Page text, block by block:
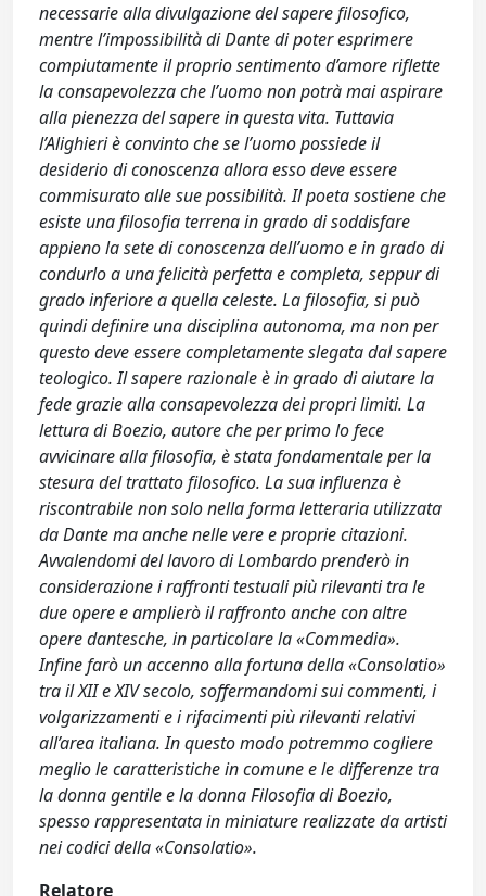
necessarie alla divulgazione del sapere filosofico,
mentre l’impossibilità di Dante di poter esprimere
compiutamente il proprio sentimento d’amore riflette
la consapevolezza che l’uomo non potrà mai aspirare
alla pienezza del sapere in questa vita. Tuttavia
l’Alighieri è convinto che se l’uomo possiede il
desiderio di conoscenza allora esso deve essere
commisurato alle sue possibilità. Il poeta sostiene che
esiste una filosofia terrena in grado di soddisfare
appieno la sete di conoscenza dell’uomo e in grado di
condurlo a una felicità perfetta e completa, seppur di
grado inferiore a quella celeste. La filosofia, si può
quindi definire una disciplina autonoma, ma non per
questo deve essere completamente slegata dal sapere
teologico. Il sapere razionale è in grado di aiutare la
fede grazie alla consapevolezza dei propri limiti. La
lettura di Boezio, autore che per primo lo fece
avvicinare alla filosofia, è stata fondamentale per la
stesura del trattato filosofico. La sua influenza è
riscontrabile non solo nella forma letteraria utilizzata
da Dante ma anche nelle vere e proprie citazioni.
Avvalendomi del lavoro di Lombardo prenderò in
considerazione i raffronti testuali più rilevanti tra le
due opere e amplierò il raffronto anche con altre
opere dantesche, in particolare la «Commedia».
Infine farò un accenno alla fortuna della «Consolatio»
tra il XII e XIV secolo, soffermandomi sui commenti, i
volgarizzamenti e i rifacimenti più rilevanti relativi
all’area italiana. In questo modo potremmo cogliere
meglio le caratteristiche in comune e le differenze tra
la donna gentile e la donna Filosofia di Boezio,
spesso rappresentata in miniature realizzate da artisti
nei codici della «Consolatio».
Relatore